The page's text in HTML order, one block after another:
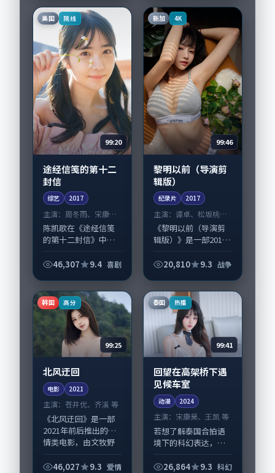
等演员亦参与重要戏
份。故事围绕当...
美国 院线
99:20
途经信笺的第十二
封信
综艺 2017
主演： 周冬雨、宋康昊
等
陈凯歌在《途经信笺
的第十二封信》中以
剧张力，周冬雨、宋
期主要在美国完成制
作协同，2017-...
46,307 9.4 喜剧
新加 4K
99:46
黎明以前（导演剪
辑版）
纪录片 2017
主演：谭卓、松坂桃李
等
《黎明以前（导演剪
辑版）》是一部2017
纪录片，由洪尚秀执
演员亦参与重要戏
份。故事围绕当代都...
20,810 9.3 战争
韩国 高分
99:25
北风迂回
电影 2021
主演： 苍井优、齐溪 等
《北风迂回》是一部
2021年前后推出的爱
情类电影，由文牧野
溪，松坂桃李、裴斗
46,027 9.3 爱情
泰国 热播
99:41
回望在高架桥下遇
见候车室
动漫 2024
主演： 宋康昊、王凯 等
若想了解泰国合拍语
境下的科幻表达，
见候车室》值得关
26,864 9.3 科幻